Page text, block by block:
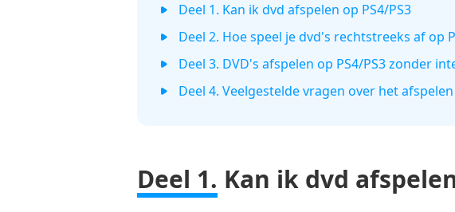
Deel 1. Kan ik dvd afspelen op PS4/PS3
Deel 2. Hoe speel je dvd's rechtstreeks af op
Deel 3. DVD's afspelen op PS4/PS3 zonder
Deel 4. Veelgestelde vragen over het
Deel 1. Kan ik dvd